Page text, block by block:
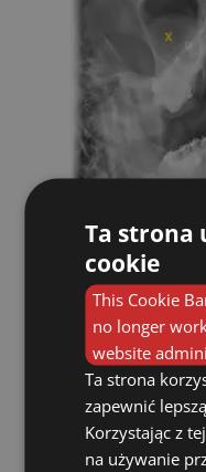
Płyn
przezroczysty
torbiel w
Ta strona
cookie
This Cookie
no longer
website
Ta strona
zapewnić
Korzystając z
na używanie